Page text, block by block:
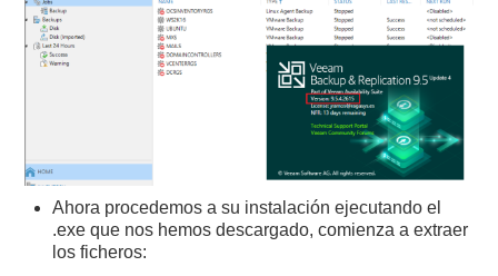
Ahora procedemos a su instalación ejecutando el
.exe que nos hemos descargado, comienza a extraer
los ficheros: